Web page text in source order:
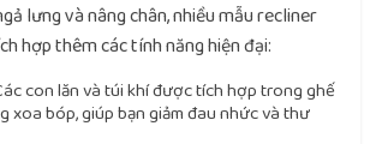
lưng và nâng chân, nhiều mẫu recliner
hợp thêm các tính năng hiện đại:
con lăn và túi khí được tích hợp trong ghế
xoa bóp, giúp bạn giảm đau nhức và thư